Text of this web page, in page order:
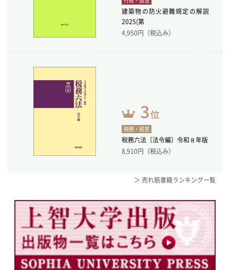
建築物の防火避難規定の解説
2025(第
4,950円（税込み）
税務・経営
税務六法〔法令編〕令和８年版
8,910円（税込み）
＞ 売れ筋書籍ランキング一覧